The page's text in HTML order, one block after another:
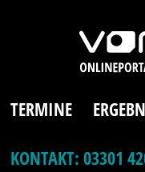
TERMINE
KONTAKT: 03301